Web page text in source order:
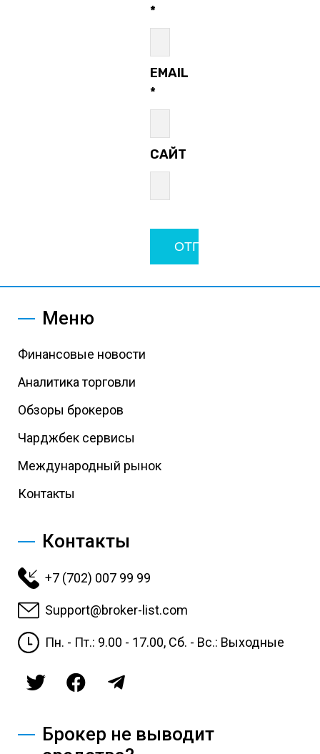
*
EMAIL
*
САЙТ
Меню
Финансовые новости
Аналитика торговли
Обзоры брокеров
Чарджбек сервисы
Международный рынок
Контакты
Контакты
+7 (702) 007 99 99
Support@broker-list.com
Пн. - Пт.: 9.00 - 17.00, Сб. - Вс.: Выходные
Брокер не выводит